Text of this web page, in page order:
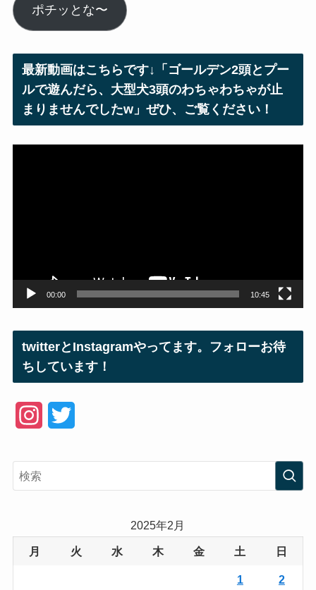
ル
ア
ス
ポチッとな〜
最新動画はこちらです↓「ゴールデン2頭とプー
ルで遊んだら、大型犬3頭のわちゃわちゃが止
まりませんでしたw」ぜひ、ご覧ください！
00:00 10:45
twitterとInstagramやってます。フォローお待
ちしています！
e
2025年2月
月 火 水 木 金 土 日
1 2